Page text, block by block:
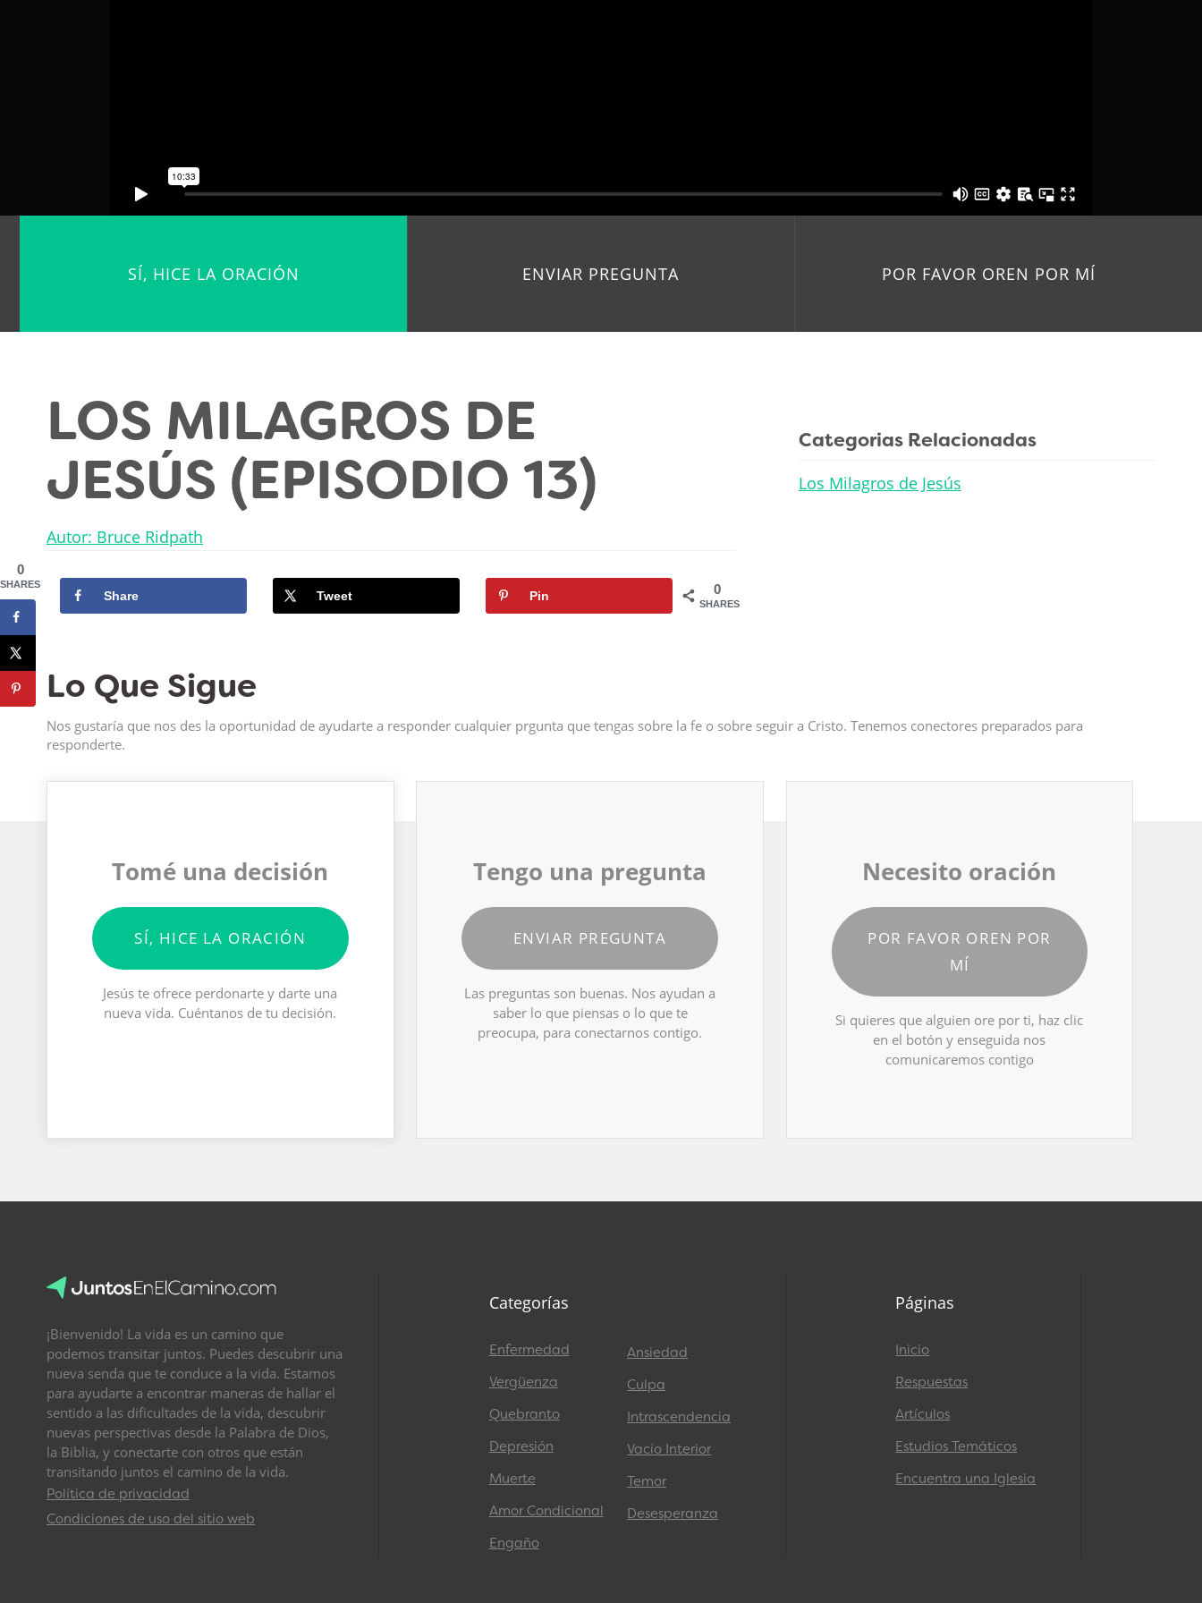
SÍ, HICE LA ORACIÓN ENVIAR PREGUNTA POR FAVOR OREN POR MÍ
LOS MILAGROS DE
JESÚS (EPISODIO 13)
Autor: Bruce Ridpath
0
SHARES
Share Tweet Pin
Categorias Relacionadas
Los Milagros de Jesús
Lo Que Sigue
Nos gustaría que nos des la oportunidad de ayudarte a responder cualquier prgunta que tengas sobre la fe o sobre seguir a Cristo. Tenemos conectores preparados para
responderte.
Tomé una decisión
SÍ, HICE LA ORACIÓN
Jesús te ofrece perdonarte y darte una
nueva vida. Cuéntanos de tu decisión.
Tengo una pregunta
ENVIAR PREGUNTA
Las preguntas son buenas. Nos ayudan a
saber lo que piensas o lo que te
preocupa, para conectarnos contigo.
Necesito oración
POR FAVOR OREN POR
MÍ
Si quieres que alguien ore por ti, haz clic
en el botón y enseguida nos
comunicaremos contigo
¡Bienvenido! La vida es un camino que
podemos transitar juntos. Puedes descubrir una
nueva senda que te conduce a la vida. Estamos
para ayudarte a encontrar maneras de hallar el
sentido a las dificultades de la vida, descubrir
nuevas perspectivas desde la Palabra de Dios,
la Biblia, y conectarte con otros que están
transitando juntos el camino de la vida.
Política de privacidad
Condiciones de uso del sitio web
Categorías
Enfermedad
Vergüenza
Quebranto
Depresión
Muerte
Amor Condicional
Engaño
Ansiedad
Culpa
Intrascendencia
Vacío Interior
Temor
Desesperanza
Páginas
Inicio
Respuestas
Artículos
Estudios Temáticos
Encuentra una Iglesia
0
SHARES